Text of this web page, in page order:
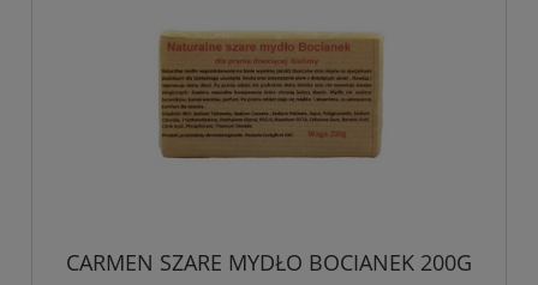
CARMEN SZARE MYDŁO BOCIANEK 200G